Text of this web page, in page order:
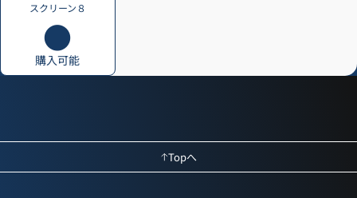
スクリーン８
購入可能
Topへ